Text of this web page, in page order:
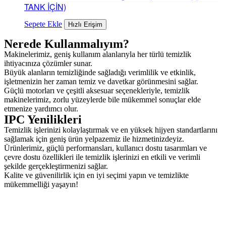
TANK İÇİN)
Sepete Ekle Hızlı Erişim
Nerede Kullanmalıyım?
Makinelerimiz, geniş kullanım alanlarıyla her türlü temizlik
ihtiyacınıza çözümler sunar.
Büyük alanların temizliğinde sağladığı verimlilik ve etkinlik,
işletmenizin her zaman temiz ve davetkar görünmesini sağlar.
Güçlü motorları ve çeşitli aksesuar seçenekleriyle, temizlik
makinelerimiz, zorlu yüzeylerde bile mükemmel sonuçlar elde
etmenize yardımcı olur.
IPC Yenilikleri
Temizlik işlerinizi kolaylaştırmak ve en yüksek hijyen standartlarını
sağlamak için geniş ürün yelpazemiz ile hizmetinizdeyiz.
Ürünlerimiz, güçlü performansları, kullanıcı dostu tasarımları ve
çevre dostu özellikleri ile temizlik işlerinizi en etkili ve verimli
şekilde gerçekleştirmenizi sağlar.
Kalite ve güvenilirlik için en iyi seçimi yapın ve temizlikte
mükemmelliği yaşayın!